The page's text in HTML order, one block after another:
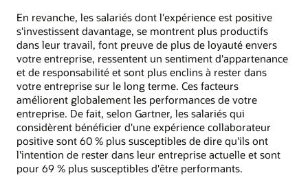
En revanche, les salariés dont l'expérience est positive
s'investissent davantage, se montrent plus productifs
dans leur travail, font preuve de plus de loyauté envers
votre entreprise, ressentent un sentiment d'appartenance
et de responsabilité et sont plus enclins à rester dans
votre entreprise sur le long terme. Ces facteurs
améliorent globalement les performances de votre
entreprise. De fait, selon Gartner, les salariés qui
considèrent bénéficier d'une expérience collaborateur
positive sont 60 % plus susceptibles de dire qu'ils ont
l'intention de rester dans leur entreprise actuelle et sont
pour 69 % plus susceptibles d'être performants.